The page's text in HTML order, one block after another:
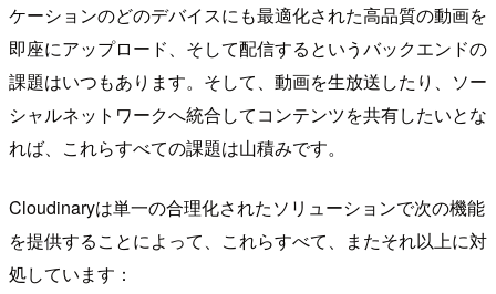
ケーションのどのデバイスにも最適化された高品質の動画を
即座にアップロード、そして配信するというバックエンドの
課題はいつもあります。そして、動画を生放送したり、ソー
シャルネットワークへ統合してコンテンツを共有したいとな
れば、これらすべての課題は山積みです。
Cloudinaryは単一の合理化されたソリューションで次の機能
を提供することによって、これらすべて、またそれ以上に対
処しています：